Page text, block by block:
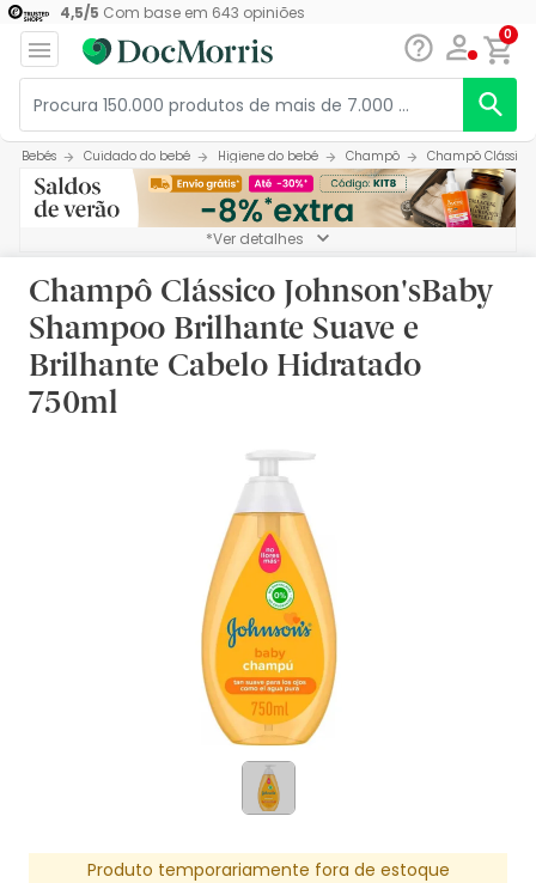
4,5/5 Com base em 643 opiniões
0
Bebés Cuidado do bebé Higiene do bebé Champô Champô
*Ver detalhes
Champô Clássico Johnson'sBaby
Shampoo Brilhante Suave e
Brilhante Cabelo Hidratado
750ml
Produto temporariamente fora de estoque